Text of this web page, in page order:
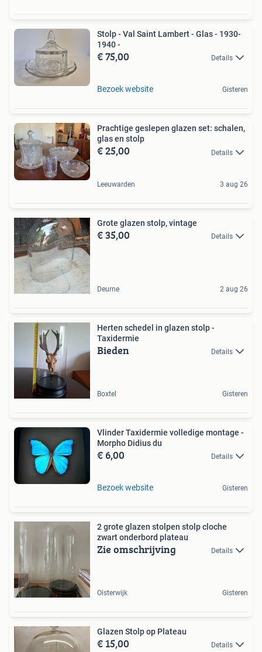
Stolp - Val Saint Lambert - Glas - 1930-
1940 -
€ 75,00 Details
Bezoek website Gisteren
Prachtige geslepen glazen set: schalen,
glas en stolp
€ 25,00 Details
Leeuwarden 3 aug 26
Grote glazen stolp, vintage
€ 35,00 Details
Deurne 2 aug 26
Herten schedel in glazen stolp -
Taxidermie
Bieden Details
Boxtel Gisteren
Vlinder Taxidermie volledige montage -
Morpho Didius du
€ 6,00 Details
Bezoek website Gisteren
2 grote glazen stolpen stolp cloche
zwart onderbord plateau
Zie omschrijving Details
Oisterwijk Gisteren
Glazen Stolp op Plateau
€ 15,00 Details